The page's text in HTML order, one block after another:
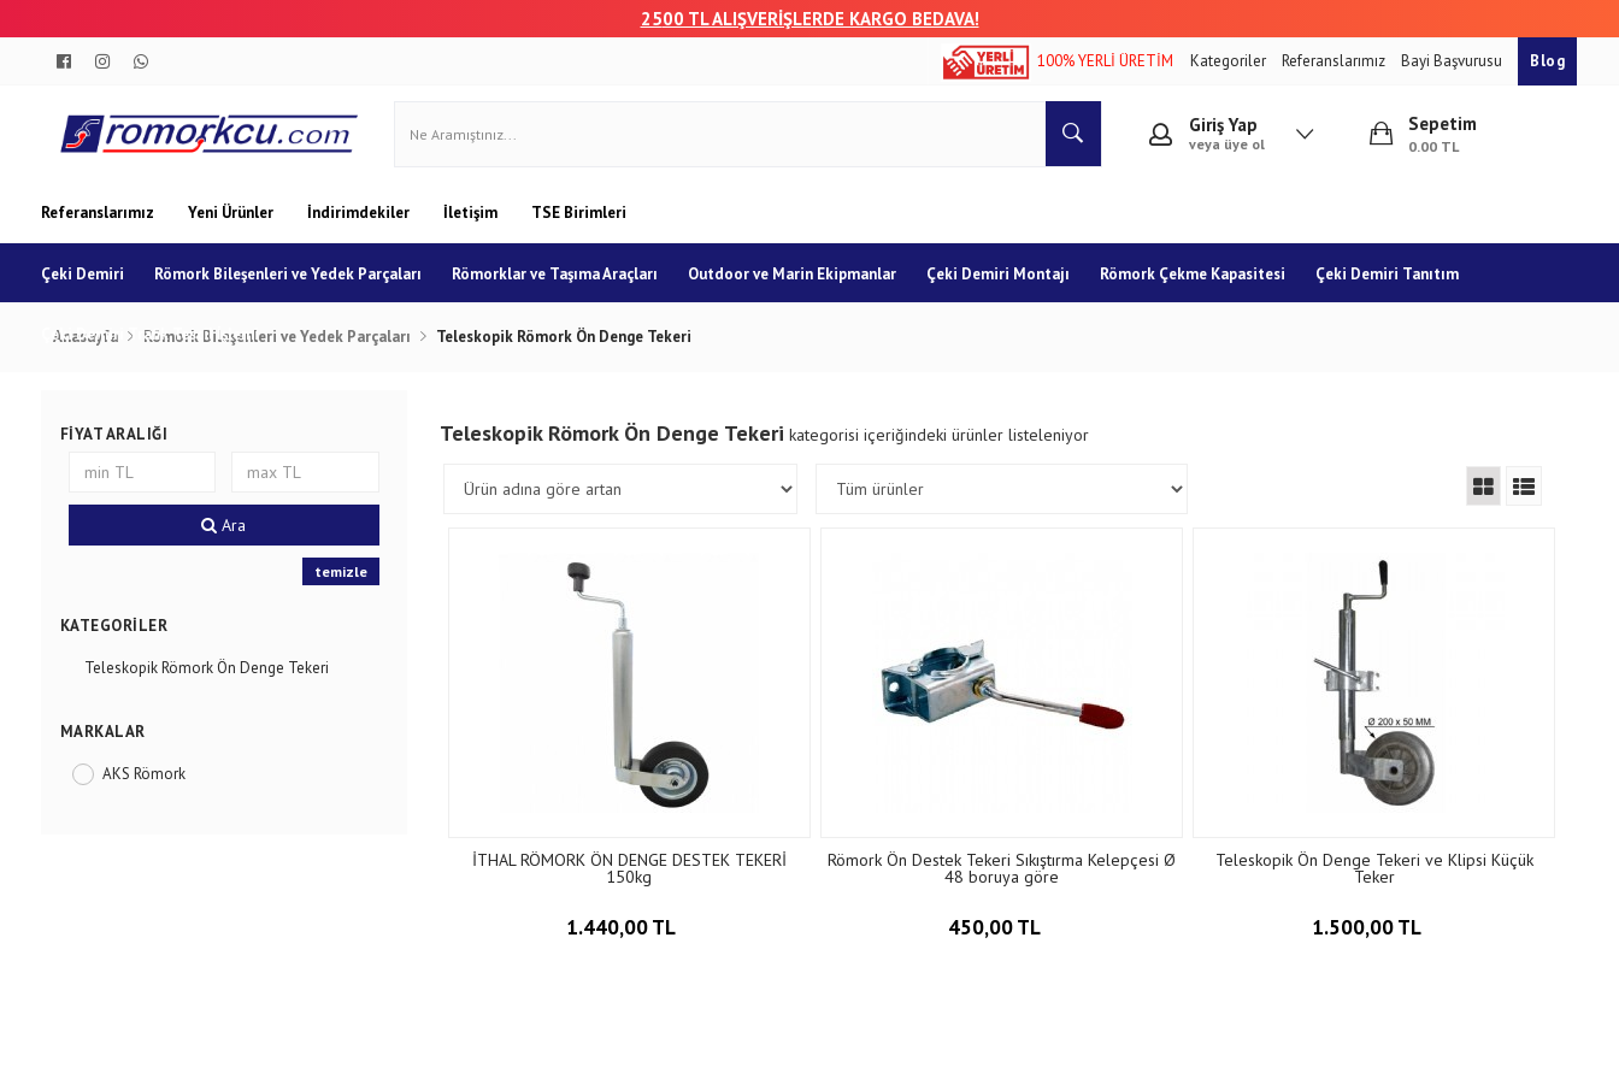
2500 TL ALIŞVERİŞLERDE KARGO BEDAVA!
100% YERLİ ÜRETİM Kategoriler Referanslarımız Bayi Başvurusu Blog
Giriş Yap
veya üye ol
Sepetim
0.00 TL
Referanslarımız Yeni Ürünler İndirimdekiler İletişim TSE Birimleri
Çeki Demiri Römork Bileşenleri ve Yedek Parçaları Römorklar ve Taşıma Araçları Outdoor ve Marin Ekipmanlar Çeki Demiri Montajı Römork Çekme Kapasitesi Çeki Demiri Tanıtım
Çeki Demiri Trafik Tescil İşlemi
Anasayfa Römork Bileşenleri ve Yedek Parçaları Teleskopik Römork Ön Denge Tekeri
FIYAT ARALIĞI
Ara
temizle
KATEGORILER
Teleskopik Römork Ön Denge Tekeri
MARKALAR
AKS Römork
Teleskopik Römork Ön Denge Tekeri kategorisi içeriğindeki ürünler listeleniyor
İTHAL RÖMORK ÖN DENGE DESTEK TEKERİ
150kg
1.440,00 TL
Römork Ön Destek Tekeri Sıkıştırma Kelepçesi Ø
48 boruya göre
450,00 TL
Teleskopik Ön Denge Tekeri ve Klipsi Küçük
Teker
1.500,00 TL